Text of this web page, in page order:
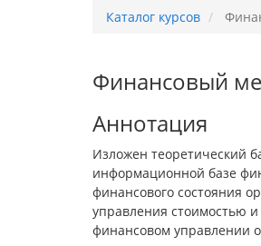
Каталог курсов
Финансовый
Аннотация
Изложен теоретический
информационной базе
финансового состояния
управления стоимостью
финансовом управлении